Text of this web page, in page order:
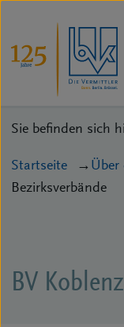
Sie befinden sich
Startseite Über
Bezirksverbände
BV Koblenz